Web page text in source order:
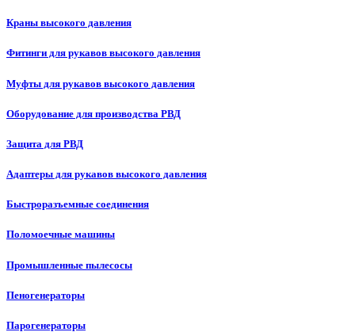
Краны высокого давления
Фитинги для рукавов высокого давления
Муфты для рукавов высокого давления
Оборудование для производства РВД
Защита для РВД
Адаптеры для рукавов высокого давления
Быстроразъемные соединения
Поломоечные машины
Промышленные пылесосы
Пеногенераторы
Парогенераторы